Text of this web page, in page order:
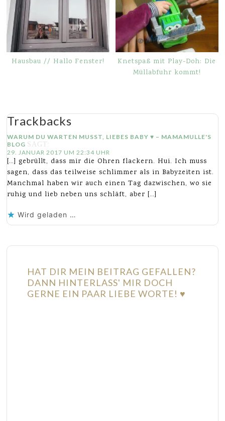
Hausbau // Hallo Fenster!
Knetspaß mit Play-Doh: Die
Müllabfuhr kommt!
Trackbacks
WARUM DU WARTEN MUSST, LIEBES BABY ♥ – MAMAMULLE'S
BLOG SAGT:
29. JANUAR 2017 UM 22:34 UHR
[…] gebrüllt, dass mir die Ohren flackern. Hui. Ich muss
sagen, dass das teilweise schlimmer als in Babyzeiten ist.
Manchmal haben wir auch einen Tag dazwischen, wo sie
ruhig und lieb neben uns schläft, aber […]
Wird geladen …
HAT DIR MEIN BEITRAG GEFALLEN?
DANN HINTERLASS' MIR DOCH
GERNE EIN PAAR LIEBE WORTE! ♥